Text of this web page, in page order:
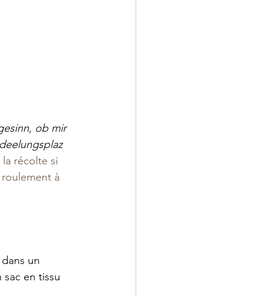
ob mir
récolte si
à
un
en tissu